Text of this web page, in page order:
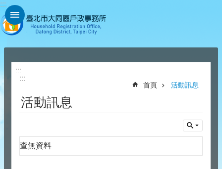
跳到主要內容區塊
:::
:::
:::
首頁 活動訊息
活動訊息
查無資料